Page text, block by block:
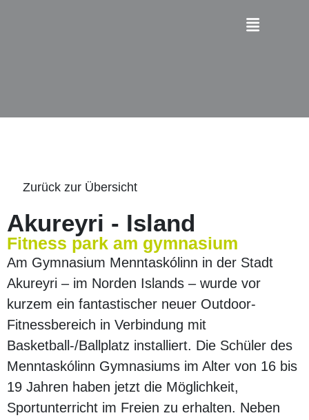
Zurück zur Übersicht
Akureyri - Island
Fitness park am gymnasium
Am Gymnasium Menntaskólinn in der Stadt
Akureyri – im Norden Islands – wurde vor
kurzem ein fantastischer neuer Outdoor-
Fitnessbereich in Verbindung mit
Basketball-/Ballplatz installiert. Die Schüler des
Menntaskólinn Gymnasiums im Alter von 16 bis
19 Jahren haben jetzt die Möglichkeit,
Sportunterricht im Freien zu erhalten. Neben